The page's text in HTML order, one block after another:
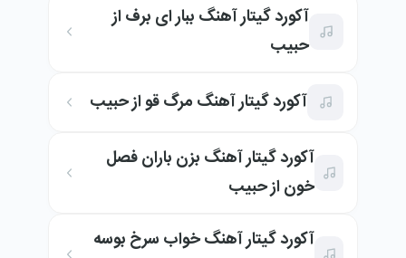
آکورد گیتار آهنگ ببار ای برف از
حبیب
آکورد گیتار آهنگ مرگ قو از حبیب
آکورد گیتار آهنگ بزن باران فصل
خون از حبیب
آکورد گیتار آهنگ خواب سرخ بوسه